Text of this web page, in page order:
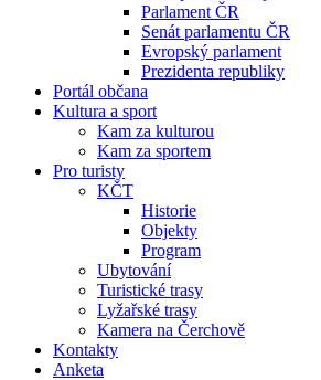
Parlament ČR
Senát parlamentu ČR
Evropský parlament
Prezidenta republiky
Portál občana
Kultura a sport
Kam za kulturou
Kam za sportem
Pro turisty
KČT
Historie
Objekty
Program
Ubytování
Turistické trasy
Lyžařské trasy
Kamera na Čerchově
Kontakty
Anketa